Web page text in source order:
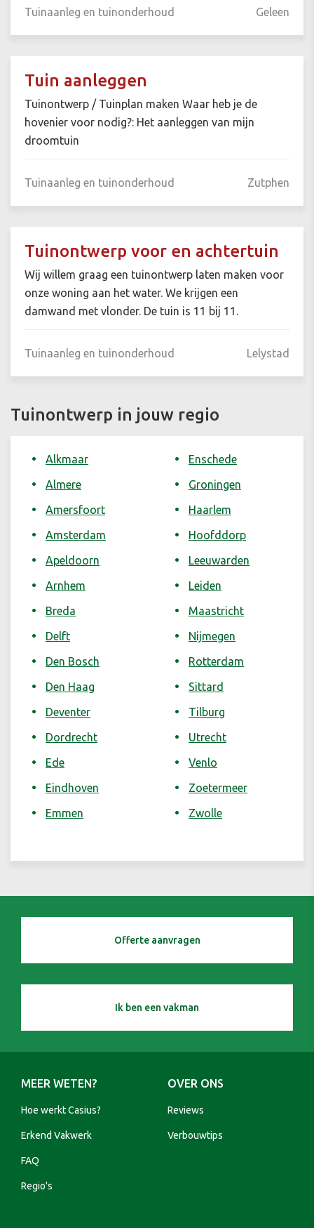
Tuinaanleg en tuinonderhoud Geleen
Tuin aanleggen
Tuinontwerp / Tuinplan maken Waar heb je de
hovenier voor nodig?: Het aanleggen van mijn
droomtuin
Tuinaanleg en tuinonderhoud Zutphen
Tuinontwerp voor en achtertuin
Wij willem graag een tuinontwerp laten maken voor
onze woning aan het water. We krijgen een
damwand met vlonder. De tuin is 11 bij 11.
Tuinaanleg en tuinonderhoud Lelystad
Tuinontwerp in jouw regio
Alkmaar
Almere
Amersfoort
Amsterdam
Apeldoorn
Arnhem
Breda
Delft
Den Bosch
Den Haag
Deventer
Dordrecht
Ede
Eindhoven
Emmen
Enschede
Groningen
Haarlem
Hoofddorp
Leeuwarden
Leiden
Maastricht
Nijmegen
Rotterdam
Sittard
Tilburg
Utrecht
Venlo
Zoetermeer
Zwolle
Offerte aanvragen
Ik ben een vakman
MEER WETEN?
Hoe werkt Casius?
Erkend Vakwerk
FAQ
Regio's
OVER ONS
Reviews
Verbouwtips